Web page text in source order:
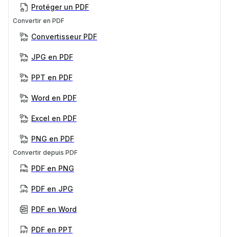
Protéger un PDF
Convertir en PDF
Convertisseur PDF
JPG en PDF
PPT en PDF
Word en PDF
Excel en PDF
PNG en PDF
Convertir depuis PDF
PDF en PNG
PDF en JPG
PDF en Word
PDF en PPT